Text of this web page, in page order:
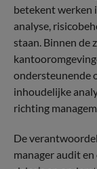
betekent werken
analyse,
staan. Binnen de
ondersteunende
inhoudelijke
richting
De
manager audit